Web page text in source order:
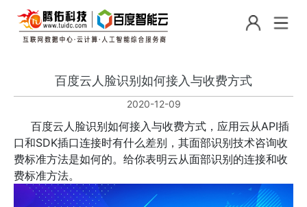
百度云人脸识别如何接入与收费方式
2020-12-09
百度云人脸识别如何接入与收费方式，应用云从API插
口和SDK插口连接时有什么差别，其面部识别技术咨询收
费标准方法是如何的。给你表明云从面部识别的连接和收
费标准方法。